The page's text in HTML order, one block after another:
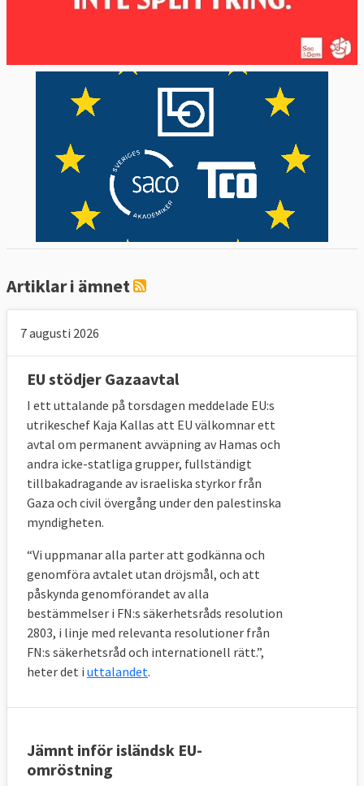
Artiklar i ämnet
7 augusti 2026
EU stödjer Gazaavtal
I ett uttalande på torsdagen meddelade EU:s
utrikeschef Kaja Kallas att EU välkomnar ett
avtal om permanent avväpning av Hamas och
andra icke-statliga grupper, fullständigt
tillbakadragande av israeliska styrkor från
Gaza och civil övergång under den palestinska
myndigheten.
“Vi uppmanar alla parter att godkänna och
genomföra avtalet utan dröjsmål, och att
påskynda genomförandet av alla
bestämmelser i FN:s säkerhetsråds resolution
2803, i linje med relevanta resolutioner från
FN:s säkerhetsråd och internationell rätt.”,
heter det i uttalandet.
Jämnt inför isländsk EU-
omröstning